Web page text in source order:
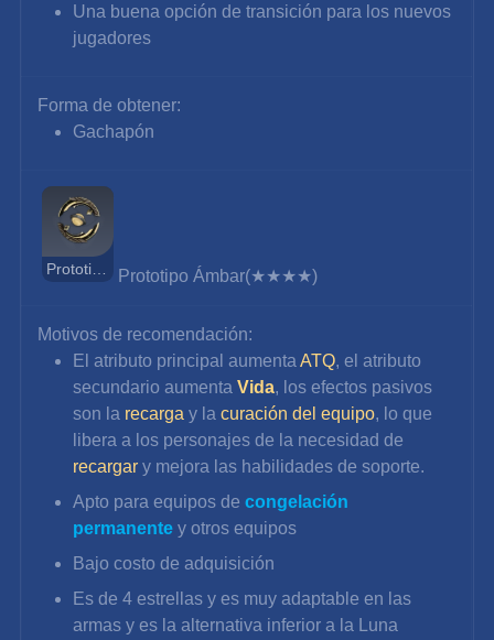
Una buena opción de transición para los nuevos
jugadores
Forma de obtener:
Gachapón
Prototipo Ámbar Prototipo Ámbar(★★★★)
Motivos de recomendación:
El atributo principal aumenta ATQ, el atributo
secundario aumenta Vida, los efectos pasivos
son la recarga y la curación del equipo, lo que
libera a los personajes de la necesidad de
recargar y mejora las habilidades de soporte.
Apto para equipos de congelación
permanente y otros equipos
Bajo costo de adquisición
Es de 4 estrellas y es muy adaptable en las
armas y es la alternativa inferior a la Luna